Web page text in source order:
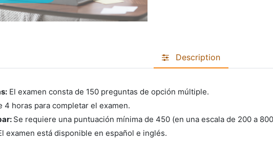
Description
El examen consta de 150 preguntas de opción múltiple.
4 horas para completar el examen.
Se requiere una puntuación mínima de 450 (en una escala de 200 a
examen está disponible en español e inglés.